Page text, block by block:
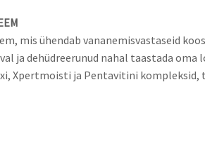
mis ühendab vananemisvastaseid
ja dehüdreerunud nahal taastada
Xpertmoisti ja Pentavitini kompleksid,